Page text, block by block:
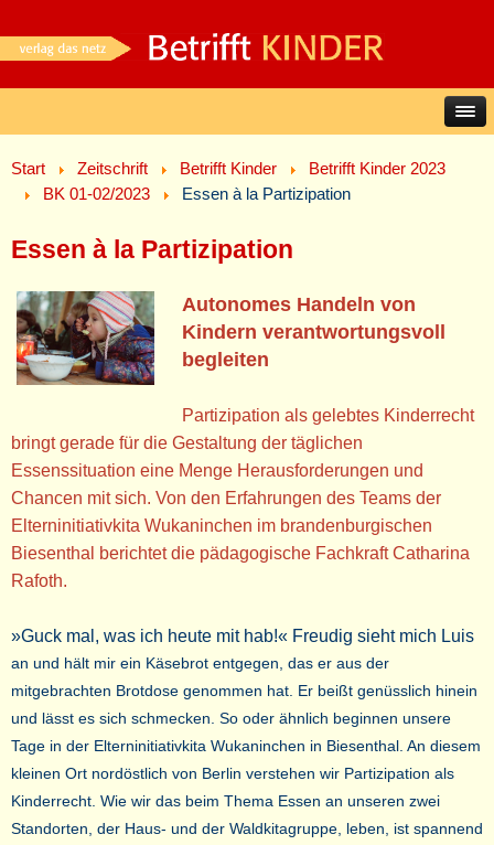
Start Zeitschrift Betrifft Kinder
Betrifft Kinder 2023
BK 01-02/2023
Essen à la Partizipation
Essen à la Partizipation
Autonomes Handeln von
Kindern verantwortungsvoll
begleiten
Partizipation als gelebtes Kinderrecht
bringt gerade für die Gestaltung der täglichen
Essenssituation eine Menge Herausforderungen und
Chancen mit sich. Von den Erfahrungen des Teams der
Elterninitiativkita Wukaninchen im brandenburgischen
Biesenthal berichtet die pädagogische Fachkraft Catharina
Rafoth.
»Guck mal, was ich heute mit hab!« Freudig sieht mich Luis
an und hält mir ein Käsebrot entgegen, das er aus der
mitgebrachten Brotdose genommen hat. Er beißt genüsslich hinein
und lässt es sich schmecken. So oder ähnlich beginnen unsere
Tage in der Elterninitiativkita Wukaninchen in Biesenthal. An diesem
kleinen Ort nordöstlich von Berlin verstehen wir Partizipation als
Kinderrecht. Wie wir das beim Thema Essen an unseren zwei
Standorten, der Haus- und der Waldkitagruppe, leben, ist spannend